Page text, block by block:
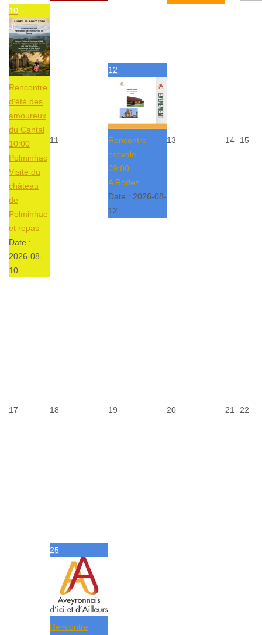
10
Rencontre
d'été des
amoureux
du Cantal
10:00
Polminhac
Visite du
château
de
Polminhac
et repas
Date :
2026-08-
10
11
12
Rencontre
estivale
09:00
A Rodez
Date : 2026-08-
12
13 14 15
17 18 19 20 21 22
25
Rencontre